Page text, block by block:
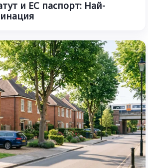
и ЕС паспорт: Най-